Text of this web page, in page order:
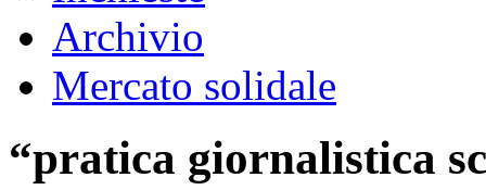
Archivio
Mercato solidale
“pratica giornalistica